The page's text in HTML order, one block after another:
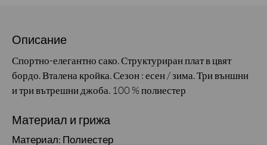
Описание
Спортно-елегантно сако. Структуриран плат в цвят
бордо. Вталена кройка. Сезон : есен / зима. Три външни
и три вътрешни джоба. 100 % полиестер
Материал и грижа
Материал: Полиестер